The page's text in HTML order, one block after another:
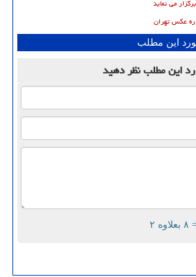
می نماید
عکس تهران
این مطلب
این مطلبنظر دهید
۲